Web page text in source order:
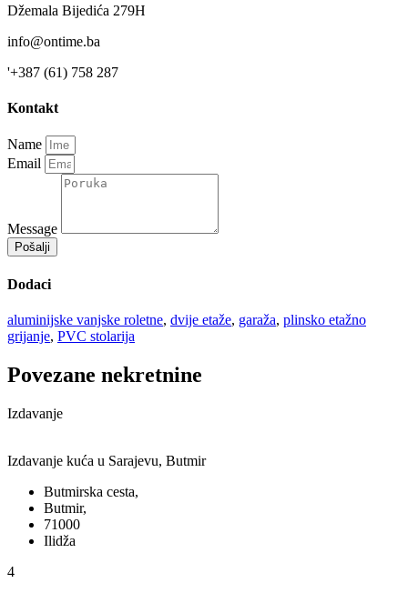
Džemala Bijedića 279H
info@ontime.ba
'+387 (61) 758 287
Kontakt
Name
Email
Message
Pošalji
Dodaci
aluminijske vanjske roletne, dvije etaže, garaža, plinsko etažno
grijanje, PVC stolarija
Povezane nekretnine
Izdavanje
Izdavanje kuća u Sarajevu, Butmir
Butmirska cesta,
Butmir,
71000
Ilidža
4